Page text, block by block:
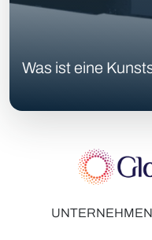
Was ist eine
UNTERNEHMEN